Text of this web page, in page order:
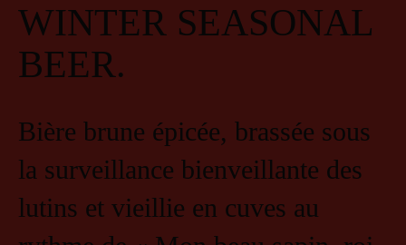
WINTER SEASONAL
BEER.
Bière brune épicée, brassée sous
la surveillance bienveillante des
lutins et vieillie en cuves au